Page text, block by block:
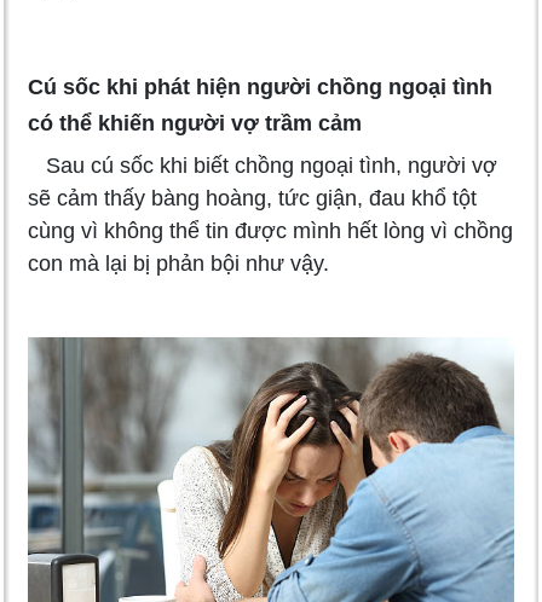
Cú sốc khi phát hiện người chồng ngoại tình
có thể khiến người vợ trầm cảm
Sau cú sốc khi biết chồng ngoại tình, người vợ
sẽ cảm thấy bàng hoàng, tức giận, đau khổ tột
cùng vì không thể tin được mình hết lòng vì chồng
con mà lại bị phản bội như vậy.